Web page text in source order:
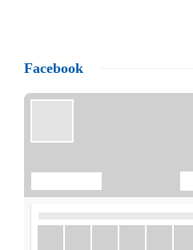
Facebook